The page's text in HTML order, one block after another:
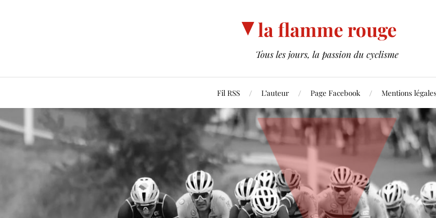
la flamme rouge
Tous les jours, la passion du cyclisme
Fil RSS L’auteur Page Facebook Mentions